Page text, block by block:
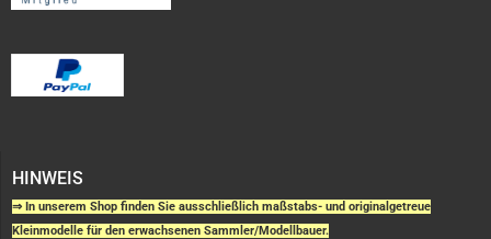
HINWEIS
⇒ In unserem Shop finden Sie ausschließlich maßstabs- und originalgetreue
Kleinmodelle für den erwachsenen Sammler/Modellbauer.